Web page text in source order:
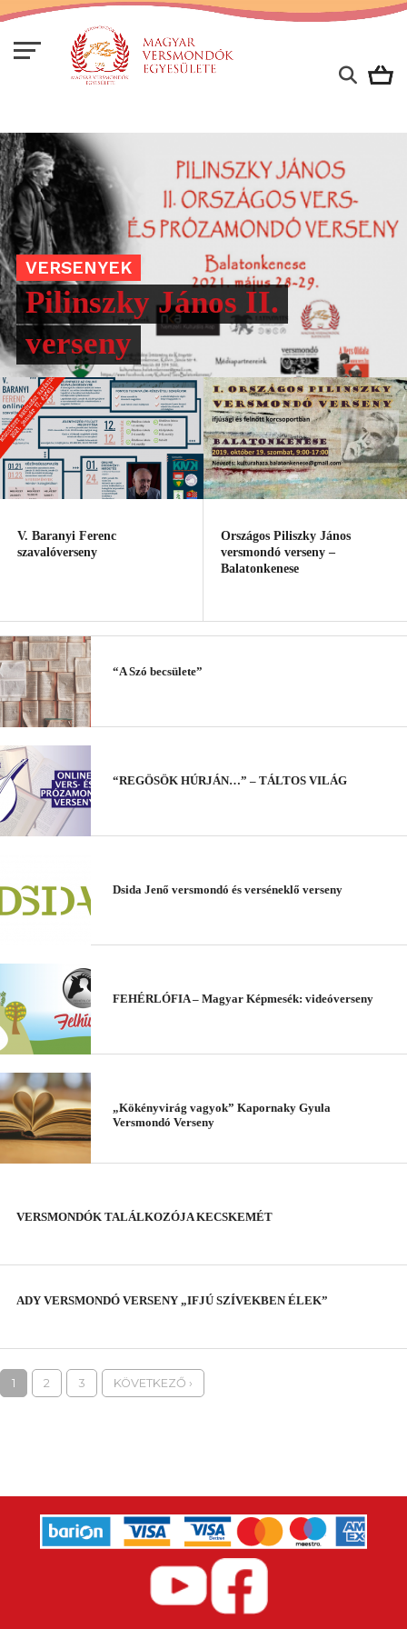
VERSENYEK
Pilinszky János II.
verseny
V. Baranyi Ferenc
szavalóverseny
Országos Piliszky János
versmondó verseny –
Balatonkenese
“A Szó becsülete”
“REGÖSÖK HÚRJÁN…” – TÁLTOS VILÁG
Dsida Jenő versmondó és verséneklő verseny
FEHÉRLÓFIA – Magyar Képmesék: videóverseny
„Kökényvirág vagyok” Kapornaky Gyula
Versmondó Verseny
VERSMONDÓK TALÁLKOZÓJA KECSKEMÉT
ADY VERSMONDÓ VERSENY „IFJÚ SZÍVEKBEN ÉLEK”
1 2 3 KÖVETKEZŐ ›